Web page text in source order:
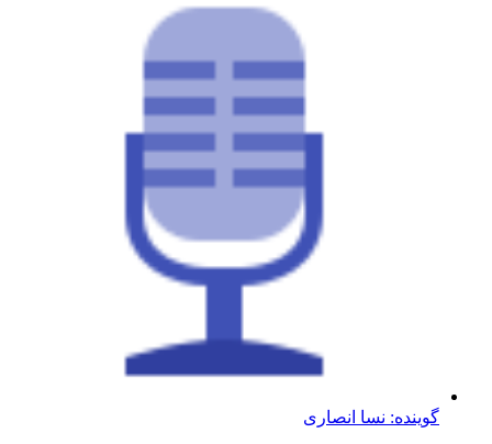
گوینده: نسا انصاری